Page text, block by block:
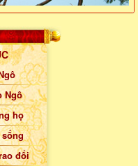
Ngô
họ
đổi